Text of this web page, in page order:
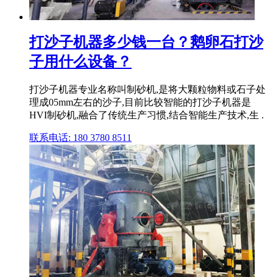
打沙子机器多少钱一台？鹅卵石打沙
子用什么设备？
打沙子机器专业名称叫制砂机,是将大颗粒物料或石子处
理成05mm左右的沙子,目前比较智能的打沙子机器是
HVI制砂机,融合了传统生产习惯,结合智能生产技术,生 .
联系电话: 180 3780 8511